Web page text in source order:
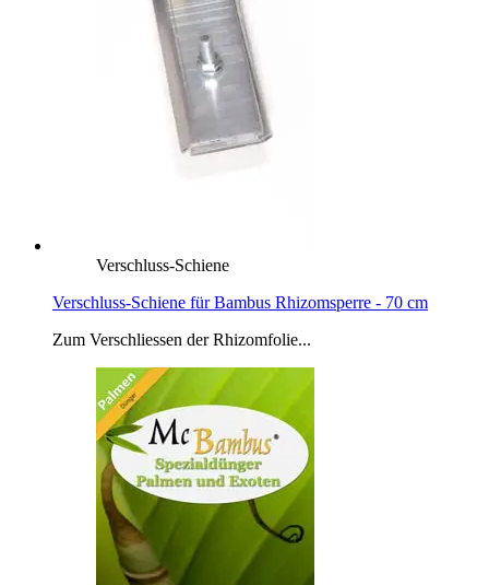
Verschluss-Schiene
Verschluss-Schiene für Bambus Rhizomsperre - 70 cm
Zum Verschliessen der Rhizomfolie...